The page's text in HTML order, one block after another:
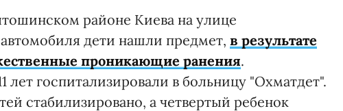
районе Киева на улице
дети нашли предмет, в результате
проникающие ранения.
лет госпитализировали в больницу "Охматдет".
стабилизировано, а четвертый ребенок